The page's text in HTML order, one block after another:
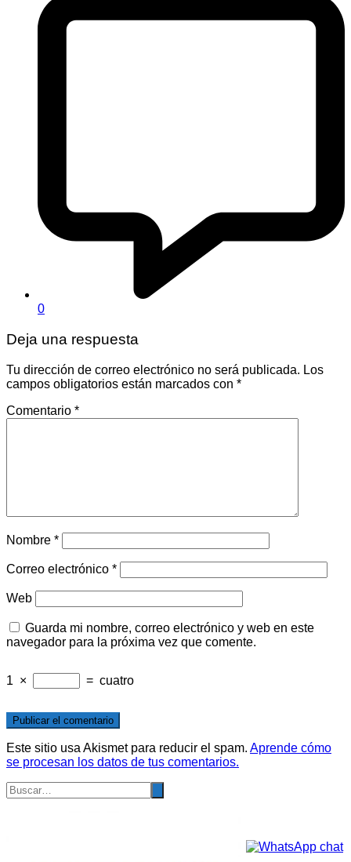
0
Deja una respuesta
Tu dirección de correo electrónico no será publicada. Los
campos obligatorios están marcados con *
Comentario *
Nombre *
Correo electrónico *
Web
Guarda mi nombre, correo electrónico y web en este
navegador para la próxima vez que comente.
1 × = cuatro
Este sitio usa Akismet para reducir el spam. Aprende cómo
se procesan los datos de tus comentarios.